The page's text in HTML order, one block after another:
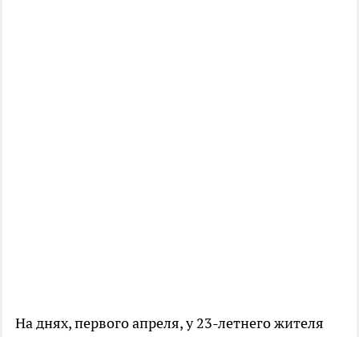
На днях, первого апреля, у 23-летнего жителя